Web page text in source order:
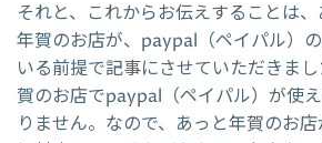
それと、これからお伝えすることは
年賀のお店が、paypal（ペイパル）
いる前提で記事にさせていただきま
賀のお店でpaypal（ペイパル）が使
りません。なので、あっと年賀のお